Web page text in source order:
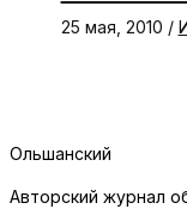
25 мая, 2010 /
Ольшанский
Авторский журнал